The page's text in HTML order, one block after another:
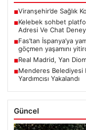
■Viranşehir’de Sağlık
■Kelebek sohbet
Adresi Ve Chat
■Fas’tan İspanya’ya
göçmen yaşamını
■Real Madrid, Yan
■Menderes Belediyesi
Yardımcısı Yakalandı
Güncel